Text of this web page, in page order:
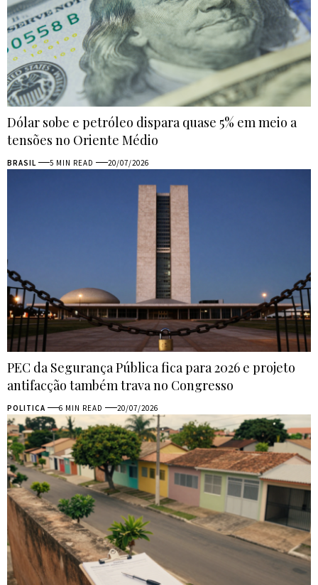
Dólar sobe e petróleo dispara quase 5% em meio a
tensões no Oriente Médio
BRASIL 5 MIN READ 20/07/2026
PEC da Segurança Pública fica para 2026 e projeto
antifacção também trava no Congresso
POLITICA 6 MIN READ 20/07/2026